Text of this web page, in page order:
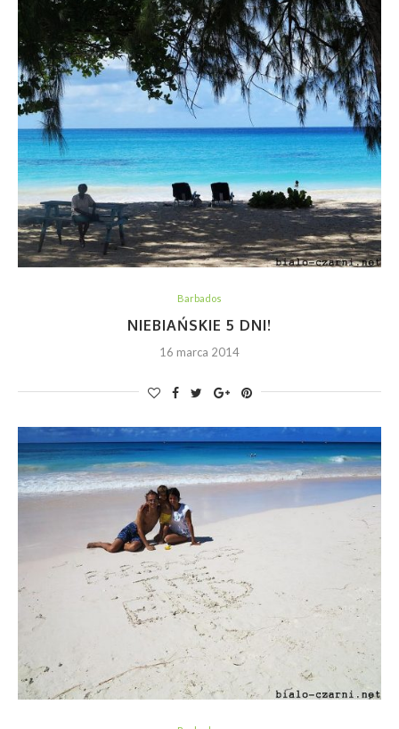
Barbados
NIEBIAŃSKIE 5 DNI!
16 marca 2014